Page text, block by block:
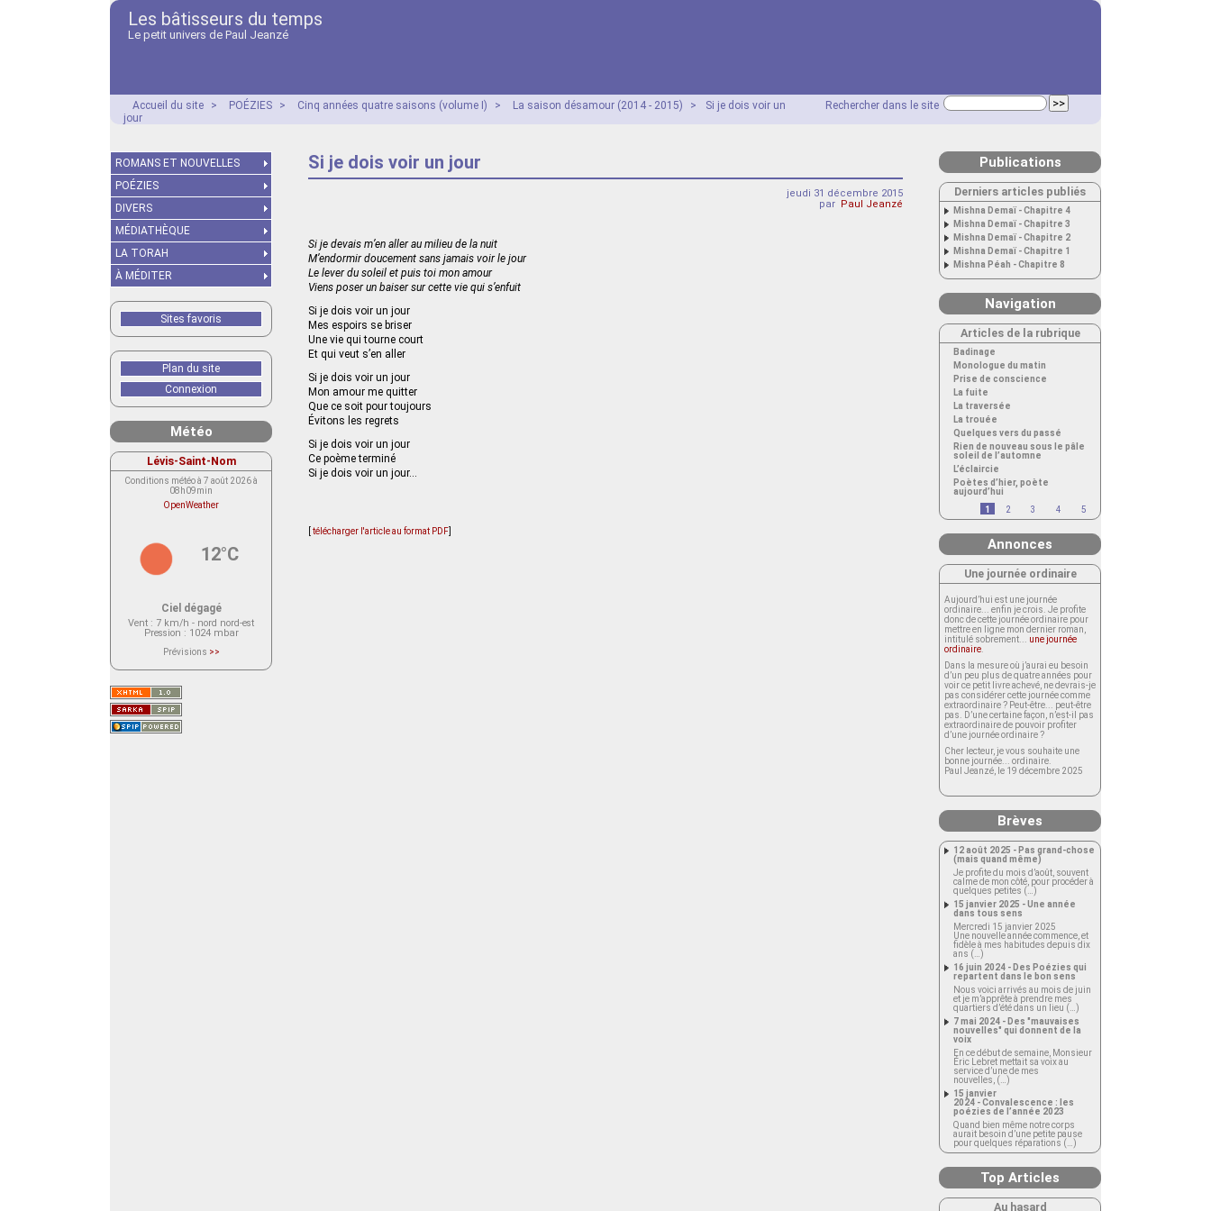
Les bâtisseurs du temps
Le petit univers de Paul Jeanzé
Rechercher dans le site
Accueil du site > POÉZIES > Cinq années quatre saisons (volume I) > La saison désamour (2014 - 2015) >
Si je dois voir un
jour
Si je dois voir un jour
jeudi 31 décembre 2015
par Paul Jeanzé
Si je devais m’en aller au milieu de la nuit
M’endormir doucement sans jamais voir le jour
Le lever du soleil et puis toi mon amour
Viens poser un baiser sur cette vie qui s’enfuit
Si je dois voir un jour
Mes espoirs se briser
Une vie qui tourne court
Et qui veut s’en aller
Si je dois voir un jour
Mon amour me quitter
Que ce soit pour toujours
Évitons les regrets
Si je dois voir un jour
Ce poème terminé
Si je dois voir un jour…
télécharger l'article au format PDF
ROMANS ET NOUVELLES
POÉZIES
DIVERS
MÉDIATHÈQUE
LA TORAH
À MÉDITER
Sites favoris
Plan du site
Connexion
Météo
Lévis-Saint-Nom
Conditions météo à 7 août 2026 à
08h09min
OpenWeather
12°C
Ciel dégagé
Vent : 7 km/h - nord nord-est
Pression : 1024 mbar
Prévisions >>
actuellement aucune prévision
Saint-Nom.
Veuillez consulter le message du
service ci-dessous.
(401 - Invalid API key. Please see
https://openweathermap.org/faq#error401
Publications
Derniers articles publiés
Mishna Demaï - Chapitre 4
Mishna Demaï - Chapitre 3
Mishna Demaï - Chapitre 2
Mishna Demaï - Chapitre 1
Mishna Péah - Chapitre 8
Navigation
Articles de la rubrique
Badinage
Monologue du matin
Prise de conscience
La fuite
La traversée
La trouée
Quelques vers du passé
Rien de nouveau sous le pâle
soleil de l’automne
L’éclaircie
Poètes d’hier, poète
aujourd’hui
1
2 3 4 5
Annonces
Une journée ordinaire
Aujourd’hui est une journée
ordinaire... enfin je crois. Je profite
donc de cette journée ordinaire pour
mettre en ligne mon dernier roman,
intitulé sobrement... une journée
ordinaire
Dans la mesure où j’aurai eu besoin
d’un peu plus de quatre années pour
voir ce petit livre achevé, ne devrais-je
pas considérer cette journée comme
extraordinaire ? Peut-être... peut-être
pas. D’une certaine façon, n’est-il pas
extraordinaire de pouvoir profiter
d’une journée ordinaire ?
Cher lecteur, je vous souhaite une
bonne journée... ordinaire.
Paul Jeanzé, le 19 décembre 2025
Brèves
12 août 2025 - Pas grand-chose
(mais quand même)
Je profite du mois d’août, souvent
calme de mon côté, pour procéder à
quelques petites (…)
15 janvier 2025 - Une année
dans tous sens
Mercredi 15 janvier 2025
Une nouvelle année commence, et
fidèle à mes habitudes depuis dix
ans (…)
16 juin 2024 - Des Poézies qui
repartent dans le bon sens
Nous voici arrivés au mois de juin
et je m’apprête à prendre mes
quartiers d’été dans un lieu (…)
7 mai 2024 - Des "mauvaises
nouvelles" qui donnent de la
voix
En ce début de semaine, Monsieur
Éric Lebret mettait sa voix au
service d’une de mes
nouvelles, (…)
15 janvier
2024 - Convalescence : les
poézies de l’année 2023
Quand bien même notre corps
aurait besoin d’une petite pause
pour quelques réparations (…)
Top Articles
Au hasard